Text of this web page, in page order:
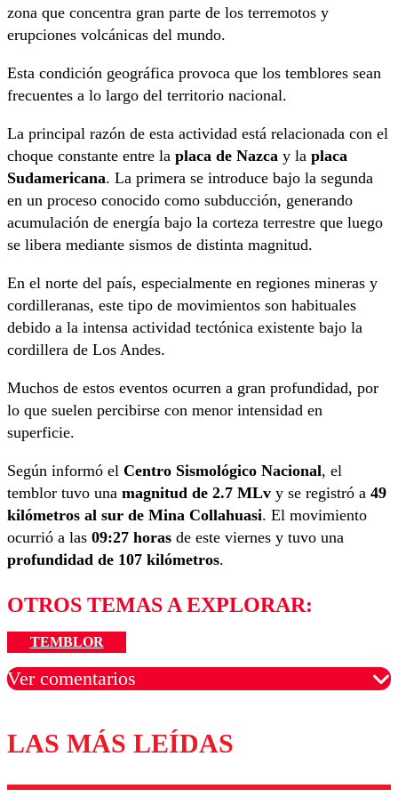
zona que concentra gran parte de los terremotos y
erupciones volcánicas del mundo.
Esta condición geográfica provoca que los temblores sean
frecuentes a lo largo del territorio nacional.
La principal razón de esta actividad está relacionada con el
choque constante entre la placa de Nazca y la placa
Sudamericana. La primera se introduce bajo la segunda
en un proceso conocido como subducción, generando
acumulación de energía bajo la corteza terrestre que luego
se libera mediante sismos de distinta magnitud.
En el norte del país, especialmente en regiones mineras y
cordilleranas, este tipo de movimientos son habituales
debido a la intensa actividad tectónica existente bajo la
cordillera de Los Andes.
Muchos de estos eventos ocurren a gran profundidad, por
lo que suelen percibirse con menor intensidad en
superficie.
Según informó el Centro Sismológico Nacional, el
temblor tuvo una magnitud de 2.7 MLv y se registró a 49
kilómetros al sur de Mina Collahuasi. El movimiento
ocurrió a las 09:27 horas de este viernes y tuvo una
profundidad de 107 kilómetros.
OTROS TEMAS A EXPLORAR:
TEMBLOR
Ver comentarios
Los comentarios son moderados para garantizar un
diálogo respetuoso.
LAS MÁS LEÍDAS